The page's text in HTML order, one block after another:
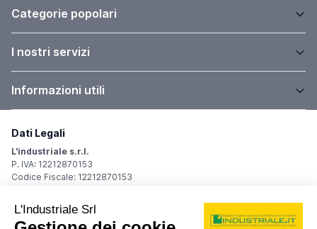
Categorie popolari
I nostri servizi
Informazioni utili
Dati Legali
L'industriale s.r.l.
P. IVA: 12212870153
Codice Fiscale: 12212870153
Sede Legale
Via Carlo Dolci, 32